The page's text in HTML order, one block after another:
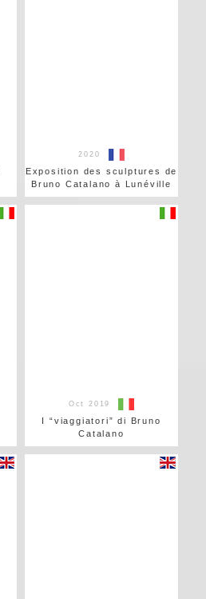
2020
Exposition des sculptures de
Bruno Catalano à Lunéville
Oct 2019
I “viaggiatori” di Bruno
Catalano